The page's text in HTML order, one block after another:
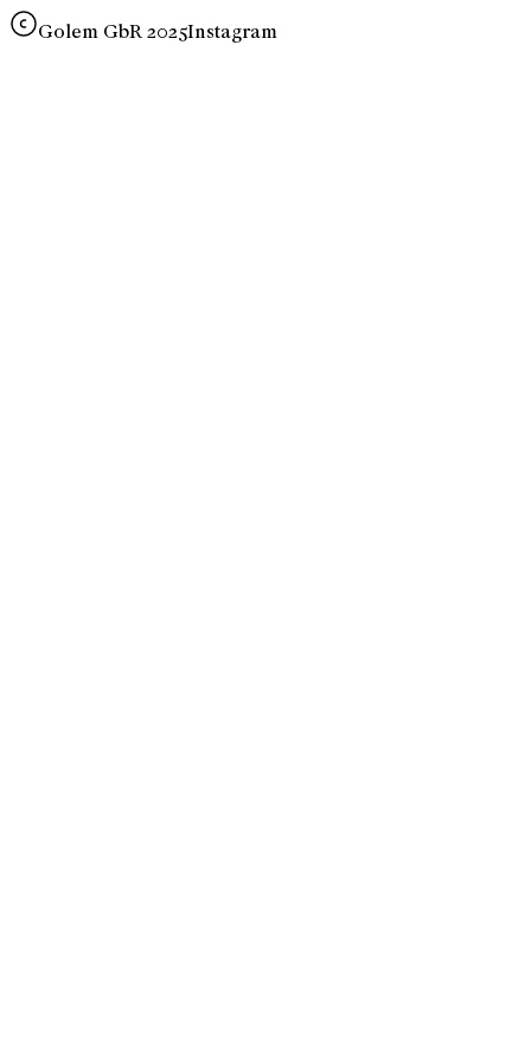
Golem GbR 2025Instagram